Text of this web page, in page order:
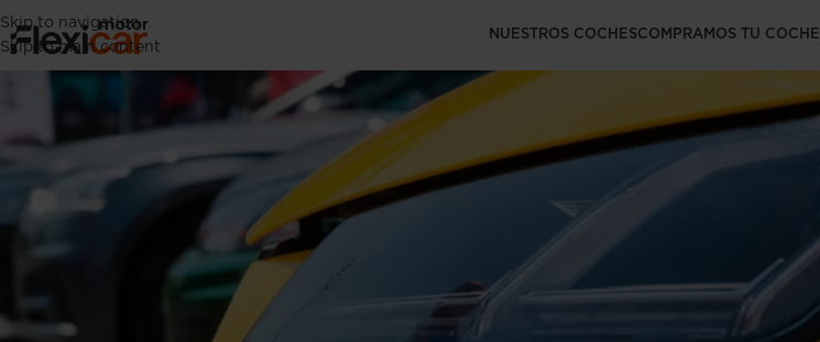
Skip to navigation
Skip to main content
NUESTROS COCHESCOMPRAMOS TU COCHE